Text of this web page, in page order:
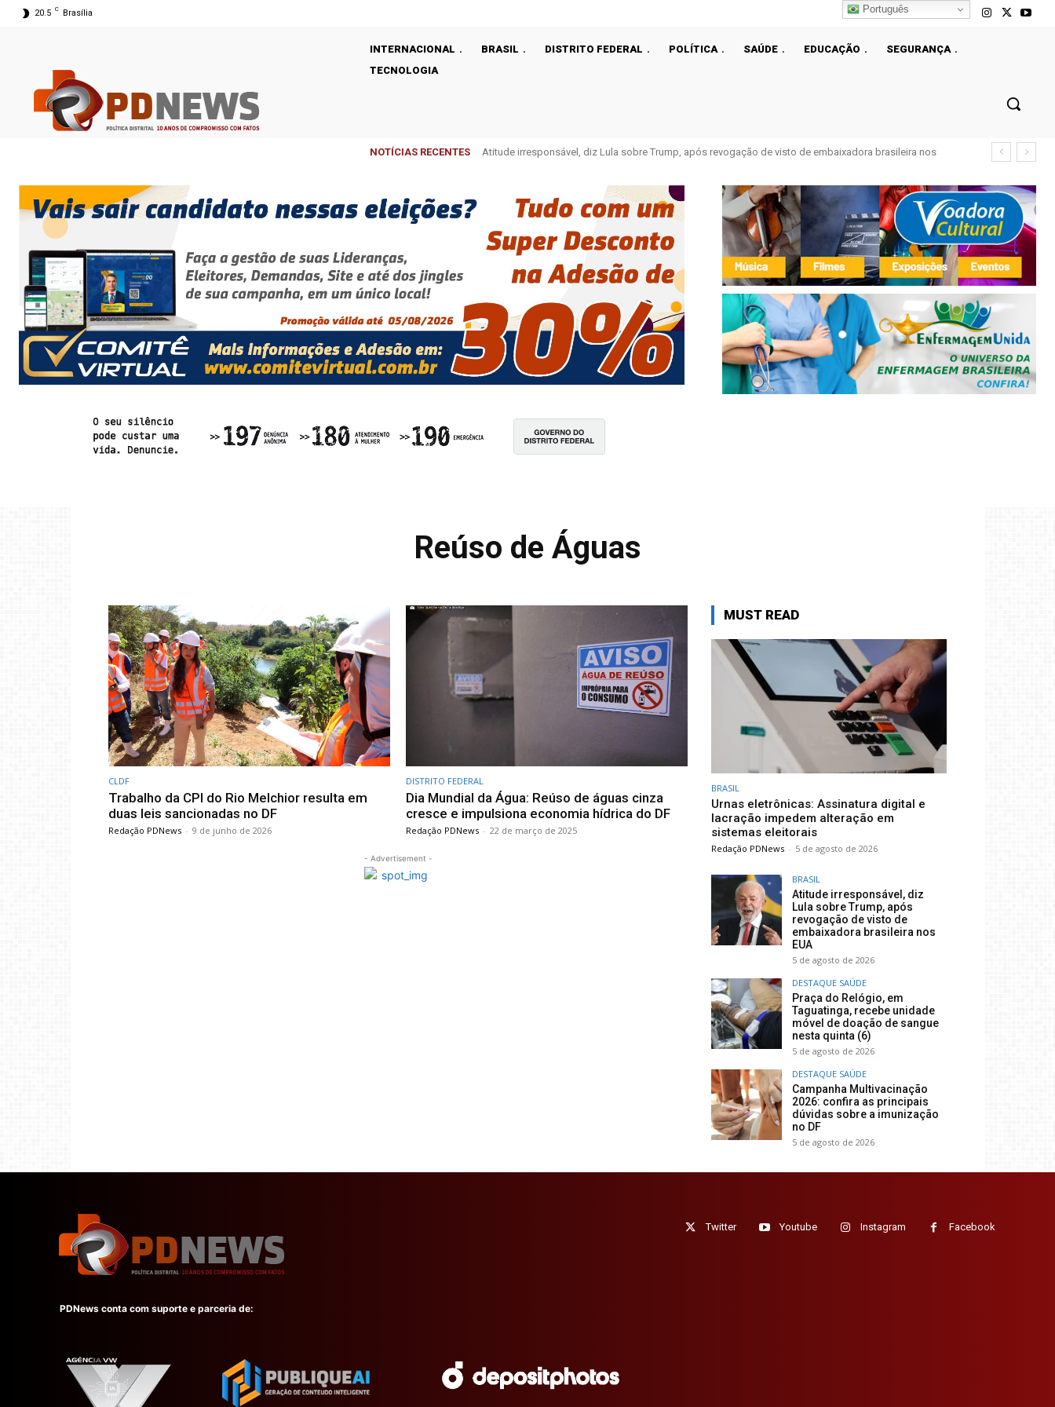
20.5 C Brasília
INTERNACIONAL BRASIL DISTRITO FEDERAL POLÍTICA SAÚDE EDUCAÇÃO
SEGURANÇA
TECNOLOGIA
NOTÍCIAS RECENTES
Atitude irresponsável, diz Lula sobre Trump, após revogação de visto de embaixadora brasileira nos
Reúso de Águas
CLDF
Trabalho da CPI do Rio Melchior resulta em
duas leis sancionadas no DF
Redação PDNews - 9 de junho de 2026
DISTRITO FEDERAL
Dia Mundial da Água: Reúso de águas cinza
cresce e impulsiona economia hídrica do DF
Redação PDNews - 22 de março de 2025
- Advertisement -
MUST READ
BRASIL
Urnas eletrônicas: Assinatura digital e
lacração impedem alteração em
sistemas eleitorais
Redação PDNews - 5 de agosto de 2026
BRASIL
Atitude irresponsável, diz
Lula sobre Trump, após
revogação de visto de
embaixadora brasileira nos
EUA
5 de agosto de 2026
DESTAQUE SAÚDE
Praça do Relógio, em
Taguatinga, recebe unidade
móvel de doação de sangue
nesta quinta (6)
5 de agosto de 2026
DESTAQUE SAÚDE
Campanha Multivacinação
2026: confira as principais
dúvidas sobre a imunização
no DF
5 de agosto de 2026
Twitter Youtube Instagram Facebook
PDNews conta com suporte e parceria de:
Português